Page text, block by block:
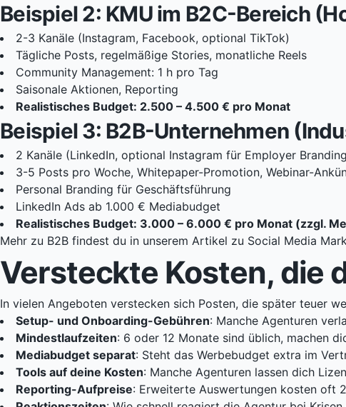
Beispiel 2: KMU im B2C-Bereich
2-3 Kanäle (Instagram, Facebook, optional TikTok)
Tägliche Posts, regelmäßige Stories, monatliche Reels
Community Management: 1 h pro Tag
Saisonale Aktionen, Reporting
Realistisches Budget: 2.500 – 4.500 € pro Monat
Beispiel 3: B2B-Unternehmen
2 Kanäle (LinkedIn, optional Instagram für Employer
3-5 Posts pro Woche, Whitepaper-Promotion, Webinar-
Personal Branding für Geschäftsführung
LinkedIn Ads ab 1.000 € Mediabudget
Realistisches Budget: 3.000 – 6.000 € pro Monat (zzgl.
Mehr zu B2B findest du in unserem Artikel zu Social Media
Versteckte Kosten, die
In vielen Angeboten verstecken sich Posten, die später teuer
Setup- und Onboarding-Gebühren: Manche Agenturen
Mindestlaufzeiten: 6 oder 12 Monate sind üblich, machen
Mediabudget separat: Steht das Werbebudget extra im
Tools auf deine Kosten: Manche Agenturen lassen dich
Reporting-Aufpreise: Erweiterte Auswertungen kosten oft